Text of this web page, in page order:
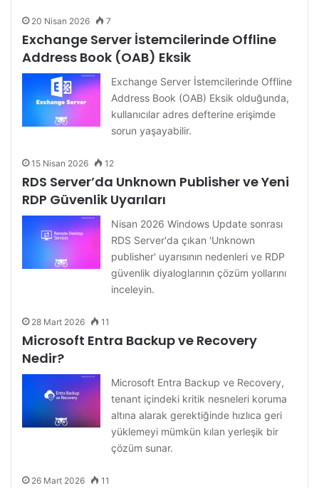
20 Nisan 2026 7
Exchange Server İstemcilerinde Offline
Address Book (OAB) Eksik
Exchange Server İstemcilerinde Offline
Address Book (OAB) Eksik olduğunda,
kullanıcılar adres defterine erişimde
sorun yaşayabilir.
15 Nisan 2026 12
RDS Server’da Unknown Publisher ve Yeni
RDP Güvenlik Uyarıları
Nisan 2026 Windows Update sonrası
RDS Server'da çıkan 'Unknown
publisher' uyarısının nedenleri ve RDP
güvenlik diyaloglarının çözüm yollarını
inceleyin.
28 Mart 2026 11
Microsoft Entra Backup ve Recovery
Nedir?
Microsoft Entra Backup ve Recovery,
tenant içindeki kritik nesneleri koruma
altına alarak gerektiğinde hızlıca geri
yüklemeyi mümkün kılan yerleşik bir
çözüm sunar.
26 Mart 2026 11